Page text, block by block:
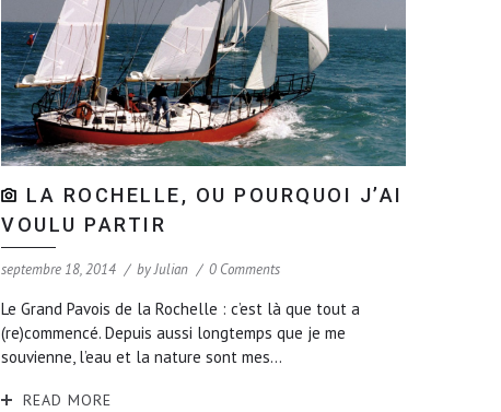
LA ROCHELLE, OU POURQUOI J’AI
VOULU PARTIR
septembre 18, 2014 byJulian 0 Comments
Le Grand Pavois de la Rochelle : c’est là que tout a
(re)commencé. Depuis aussi longtemps que je me
souvienne, l’eau et la nature sont mes...
READ MORE